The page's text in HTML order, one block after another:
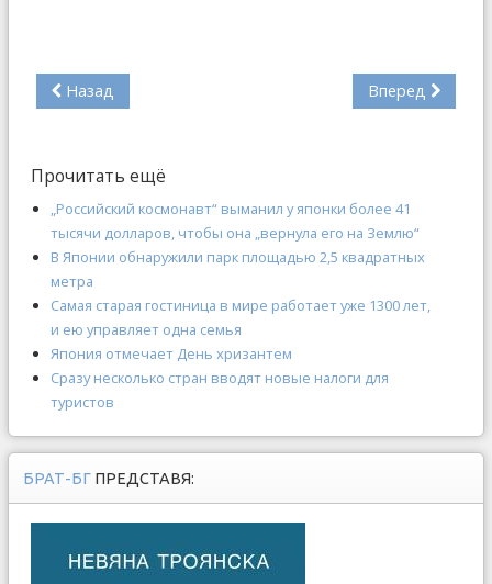
Назад Вперед
Прочитать ещё
„Российский космонавт“ выманил у японки более 41
тысячи долларов, чтобы она „вернула его на Землю“
В Японии обнаружили парк площадью 2,5 квадратных
метра
Самая старая гостиница в мире работает уже 1300 лет,
и ею управляет одна семья
Япония отмечает День хризантем
Сразу несколько стран вводят новые налоги для
туристов
БРАТ-БГ ПРЕДСТАВЯ: